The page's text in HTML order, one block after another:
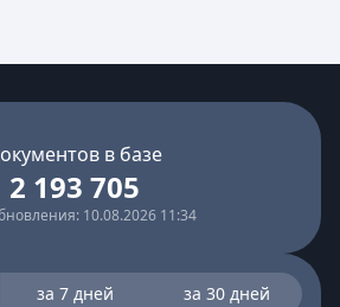
в базе
2 193 705
10.08.2026 11:34
за 7 дней за 30 дней